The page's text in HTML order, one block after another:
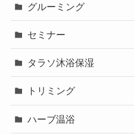
グルーミング
セミナー
タラソ沐浴保湿
トリミング
ハーブ温浴